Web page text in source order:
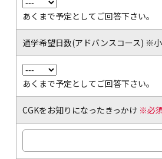
あくまで予定としてご回答下さい。
通学希望日数(アドバンスコース) ※
あくまで予定としてご回答下さい。
CGKをお知りになったきっかけ ※必